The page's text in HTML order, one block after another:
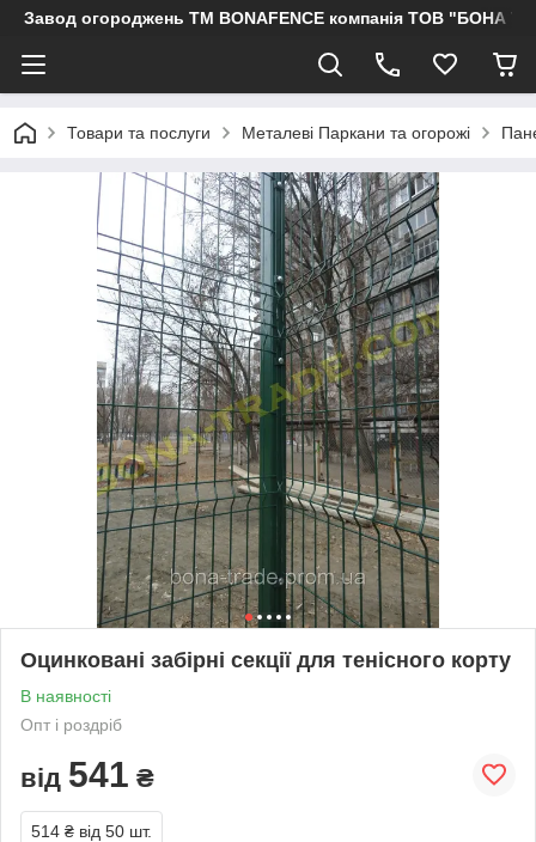
Завод огороджень ТМ BONAFENCE компанія ТОВ "БОНА
Товари та послуги Металеві Паркани та огорожі
Оцинковані забірні секції для тенісного корту
В наявності
Опт і роздріб
від 541 ₴
514 ₴ від 50 шт.